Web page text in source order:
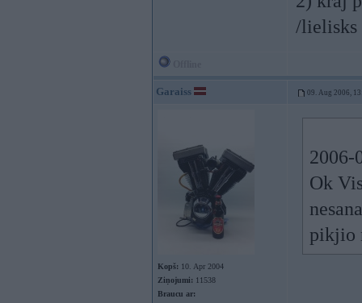
/lielisks
Garaiss 09. Aug 2006,
Kopš: 10. Apr 2004
Ziņojumi: 11538
Braucu ar:
2006-
Ok
pikjio